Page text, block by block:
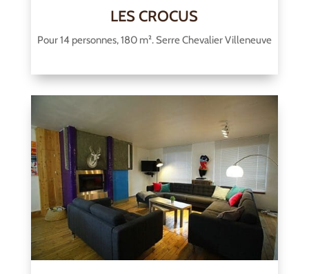
LES CROCUS
Pour 14 personnes, 180 m². Serre Chevalier Villeneuve